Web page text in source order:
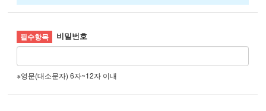
비밀번호
※영문(대소문자) 6자~12자 이내